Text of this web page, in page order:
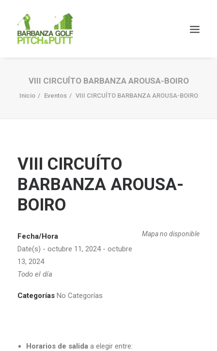
VIII CIRCUÍTO BARBANZA AROUSA-BOIRO
Inicio Eventos VIII CIRCUÍTO BARBANZA AROUSA-BOIRO
VIII CIRCUÍTO
BARBANZA AROUSA-
BOIRO
Mapa no disponible
Fecha/Hora
Date(s) - octubre 11, 2024 - octubre
13, 2024
Todo el día
Categorías No Categorías
Horarios de salida a elegir entre: